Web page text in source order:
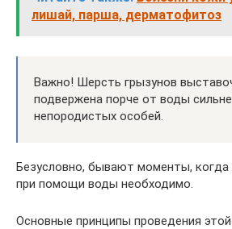
лишай, парша, дерматофитоз
Важно! Шерсть грызунов
подвержена порче от воды
непородистых особей.
Безусловно, бывают моменты,
при помощи воды необходимо.
Основные принципы проведения